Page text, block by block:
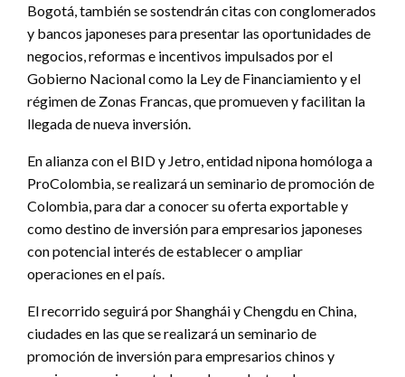
Bogotá, también se sostendrán citas con conglomerados
y bancos japoneses para presentar las oportunidades de
negocios, reformas e incentivos impulsados por el
Gobierno Nacional como la Ley de Financiamiento y el
régimen de Zonas Francas, que promueven y facilitan la
llegada de nueva inversión.
En alianza con el BID y Jetro, entidad nipona homóloga a
ProColombia, se realizará un seminario de promoción de
Colombia, para dar a conocer su oferta exportable y
como destino de inversión para empresarios japoneses
con potencial interés de establecer o ampliar
operaciones en el país.
El recorrido seguirá por Shanghái y Chengdu en China,
ciudades en las que se realizará un seminario de
promoción de inversión para empresarios chinos y